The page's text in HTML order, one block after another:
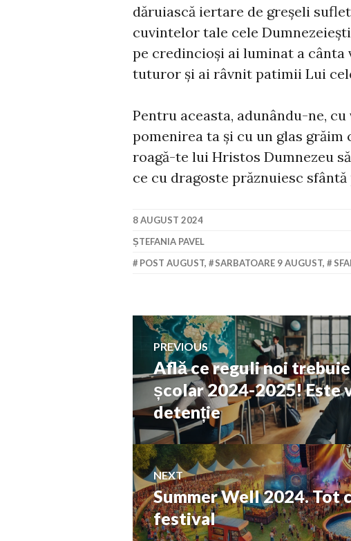
dăruiască iertare de greşeli
cuvintelor tale cele
pe credincioşi ai luminat a cânta
tuturor şi ai râvnit patimii Lui
Pentru aceasta, adunându-ne,
pomenirea ta şi cu un glas
roagă-te lui Hristos Dumnezeu
ce cu dragoste prăznuiesc sfântă
8 AUGUST 2024
ȘTEFANIA PAVEL
POST AUGUST, SARBATOARE 9 AUGUST,
Navigare
în
articole
PREVIOUS
Previous
post:
Află ce reguli noi
școlar 2024-2025! Este
detenție
NEXT
Next
post:
Summer Well 2024. Tot
festival